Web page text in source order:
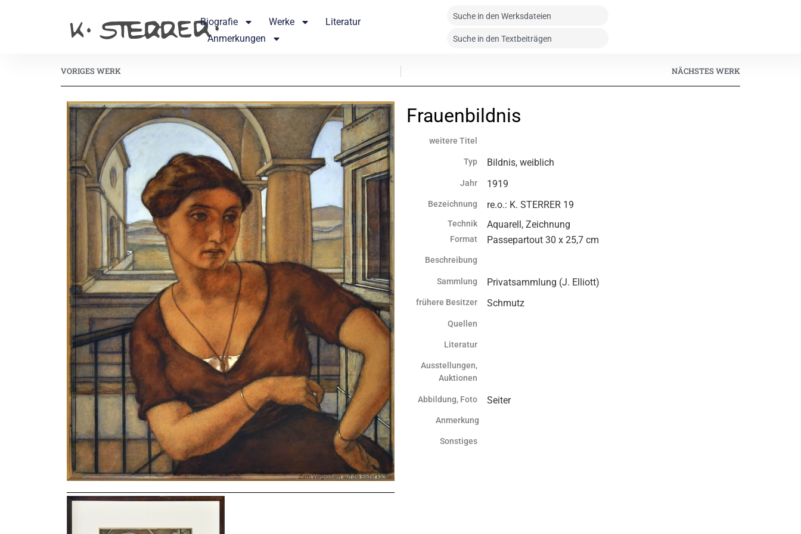
Biografie Werke
Literatur
Anmerkungen
VORIGES WERK NÄCHSTES WERK
Zum Vergrößern auf die Bilder klicken
Frauenbildnis
weitere Titel
Typ Bildnis, weiblich
Jahr 1919
Bezeichnung re.o.: K. STERRER 19
Technik Aquarell, Zeichnung
Format Passepartout 30 x 25,7 cm
Beschreibung
Sammlung Privatsammlung (J. Elliott)
frühere Besitzer Schmutz
Quellen
Literatur
Ausstellungen,
Auktionen
Abbildung, Foto Seiter
Anmerkung
Sonstiges